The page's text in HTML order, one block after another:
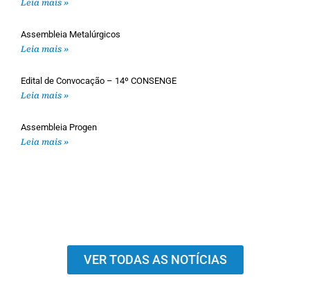
Leia mais »
Assembleia Metalúrgicos
Leia mais »
Edital de Convocação – 14º CONSENGE
Leia mais »
Assembleia Progen
Leia mais »
VER TODAS AS NOTÍCIAS